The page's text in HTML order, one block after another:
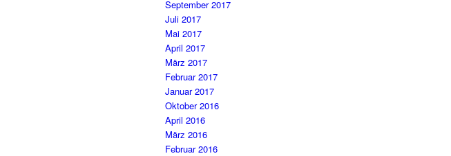
September 2017
Juli 2017
Mai 2017
April 2017
März 2017
Februar 2017
Januar 2017
Oktober 2016
April 2016
März 2016
Februar 2016